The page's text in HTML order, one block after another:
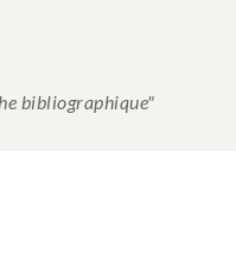
bibliographique"